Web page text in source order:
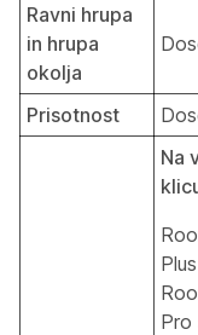
Ravni hrupa
in hrupa
okolja
Prisotnost
Na
Pro